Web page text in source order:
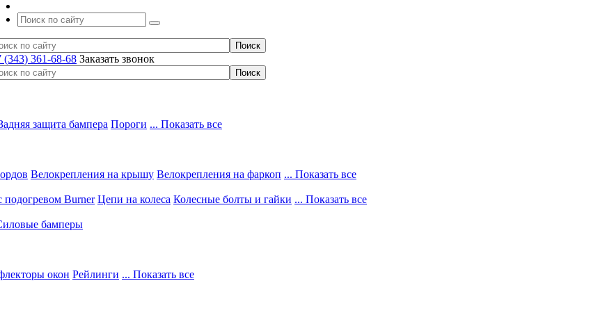
(343) 361-68-68 Заказать звонок
защита бампера Пороги ... Показать все
Велокрепления на крышу Велокрепления на фаркоп ... Показать все
подогревом Burner Цепи на колеса Колесные болты и гайки ... Показать все
бамперы
окон Рейлинги ... Показать все